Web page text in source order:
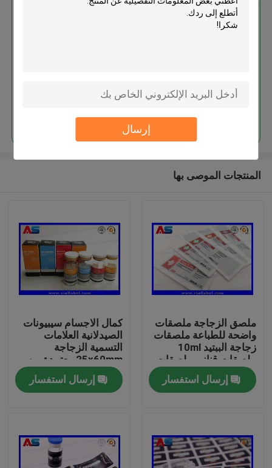
إرسال
بيت
معلومات عنا
استمر
المنتجات الموصى بها
ملصق الزجاجة ملصقات
واضحة للطباعة ملصقات
زجاجة الببتيد 10ml
ملصقات قناني ملصقات
زجاجة صغيرة
إرسال استفسار
كمال الاجسام سيبيونات
الصيدلانية العلامات
التسمية الزجاجة
25x60mm معتمدة من
قبل ISO لعلب 10ml
إرسال استفسار